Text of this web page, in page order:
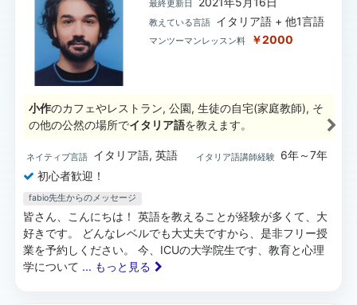
最終更新日
教えている言語 イタリア語 + 他1言語
マンツーマンレッスン料 ￥2000
小作のカフェやレストラン, 公園, 生徒の自宅(家庭教師), そ
の他の公然の場所でイタリア語を教えます。
ネイティブ言語 イタリア語, 英語 イタリア語講師経験
6年～7年
初心者歓迎！
fabio先生からのメッセージ
皆さん、こんにちは！ 英語を教えることが経験が多くて、大
好きです。 どんなレベルでも大丈夫ですから、是非フリー授
業を予約しください。 今、ICUの大学院生です、教育と心理
学について ... もっと見る